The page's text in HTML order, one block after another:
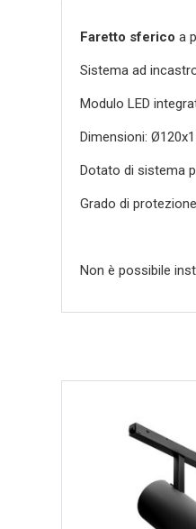
Faretto sferico a
Sistema ad
Modulo LED
Dimensioni:
Dotato di sistema
Grado di
Non è possibile